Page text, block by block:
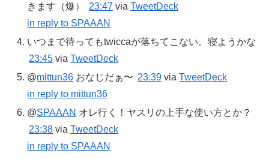
きます（爆）
23:47 viaTweetDeck
in reply to SPAAAN
いつまで待ってもtwiccaが落ちてこない。寝ようかな
23:45 viaTweetDeck
@mittun36 おなじだぁ〜 23:39 viaTweetDeck
in reply to mittun36
@SPAAAN オレ行く！ヤスリの上手な使い方とか？
23:38 viaTweetDeck
in reply to SPAAAN